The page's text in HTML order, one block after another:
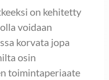
on kehitetty
voidaan
korvata jopa
osin
toimintaperiaate